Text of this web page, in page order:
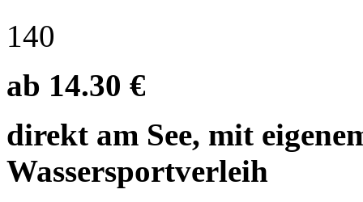
140
ab 14.30 €
direkt am See, mit
Wassersportverleih